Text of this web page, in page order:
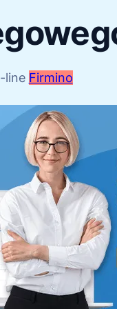
line Firmino